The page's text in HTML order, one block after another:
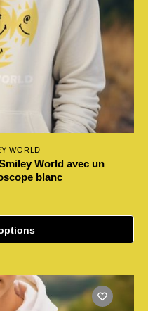
WORLD
World avec un
blanc